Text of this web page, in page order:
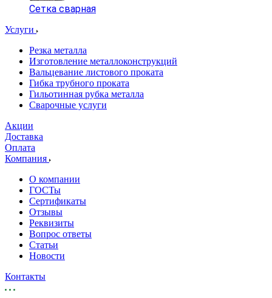
Сетка сварная
Услуги
Резка металла
Изготовление металлоконструкций
Вальцевание листового проката
Гибка трубного проката
Гильотинная рубка металла
Сварочные услуги
Акции
Доставка
Оплата
Компания
О компании
ГОСТы
Сертификаты
Отзывы
Реквизиты
Вопрос ответы
Статьи
Новости
Контакты